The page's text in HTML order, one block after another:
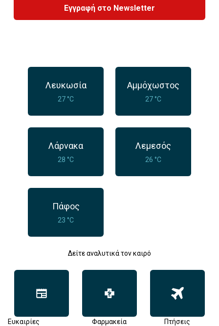
Εγγραφή στο Newsletter
Λευκωσία
27 °C
Αμμόχωστος
27 °C
Λάρνακα
28 °C
Λεμεσός
26 °C
Πάφος
23 °C
Δείτε αναλυτικά τον καιρό
Ευκαιρίες
Φαρμακεία Πτήσεις